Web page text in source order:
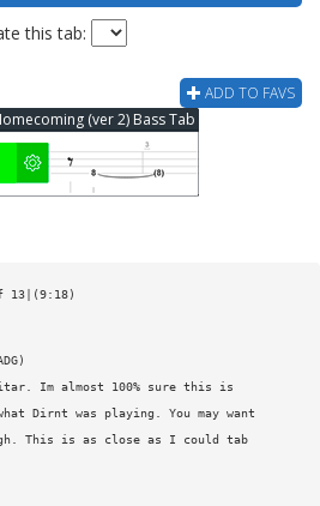
this tab:
ADD TO FAVS
(ver 2) Bass Tab
13|(9:18)
Im almost 100% sure this is
Dirnt was playing. You may want
This is as close as I could tab